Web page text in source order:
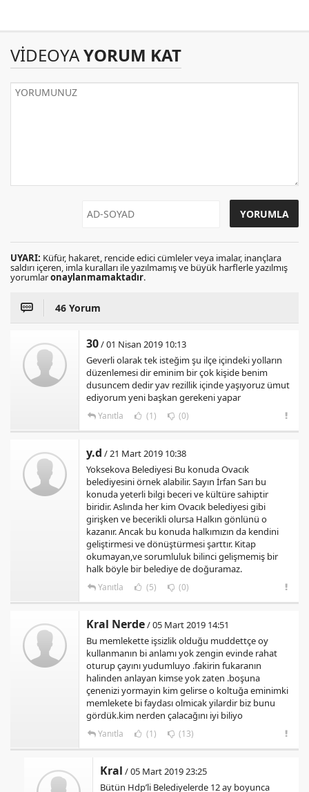
VİDEOYAYORUM KAT
UYARI: Küfür, hakaret, rencide edici cümleler veya imalar, inançlara
saldırı içeren, imla kuralları ile yazılmamış ve büyük harflerle yazılmış
yorumlaronaylanmamaktadır.
46 Yorum
30/ 01 Nisan 2019 10:13
Geverli olarak tek isteğim şu ilçe içindeki yolların
düzenlemesi dir eminim bir çok kişide benim
dusuncem dedir yav rezillik içinde yaşıyoruz ümut
ediyorum yeni başkan gerekeni yapar
Yanıtla (1) (0)
y.d / 21 Mart 2019 10:38
Yoksekova Belediyesi Bu konuda Ovacık
belediyesini örnek alabilir. Sayın İrfan Sarı bu
konuda yeterli bilgi beceri ve kültüre sahiptir
biridir. Aslında her kim Ovacık belediyesi gibi
girişken ve becerikli olursa Halkın gönlünü o
kazanır. Ancak bu konuda halkımızın da kendini
geliştirmesi ve dönüştürmesi şarttır. Kitap
okumayan,ve sorumluluk bilinci gelişmemiş bir
halk böyle bir belediye de doğuramaz.
Yanıtla (5) (0)
Kral Nerde/ 05 Mart 2019 14:51
Bu memlekette işsizlik olduğu muddettçe oy
kullanmanın bi anlamı yok zengin evinde rahat
oturup çayını yudumluyo .fakirin fukaranın
halinden anlayan kimse yok zaten .boşuna
çenenizi yormayin kim gelirse o koltuğa eminimki
memlekete bi faydası olmicak yilardir biz bunu
gördük.kim nerden çalacağını iyi biliyo
Yanıtla (1) (13)
Kral / 05 Mart 2019 23:25
Bütün Hdp’li Belediyelerde 12 ay boyunca